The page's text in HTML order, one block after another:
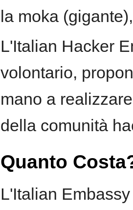
la moka
L'Italian Hacker
volontario,
mano a
della comunità
Quanto
L'Italian